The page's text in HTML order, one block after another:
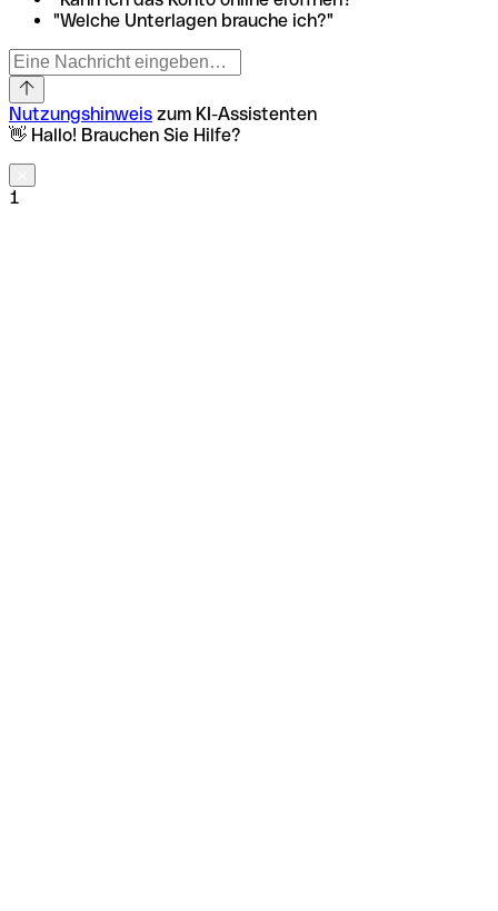
"Welche Unterlagen brauche ich?"
Nutzungshinweis zum KI-Assistenten
👋 Hallo! Brauchen Sie Hilfe?
1